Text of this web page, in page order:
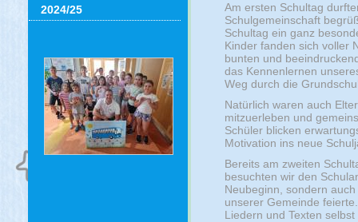
2024/25
Am ersten Schultag
Schulgemeinschaft
Schultag ein ganz
Kinder fanden sich voller
bunten und
das Kennenlernen
Weg durch die
Natürlich waren auch
mitzuerleben und
Schüler blicken
Motivation ins neue
Bereits am zweiten
besuchten wir den
Neubeginn, sondern
unserer Gemeinde
Liedern und Texten